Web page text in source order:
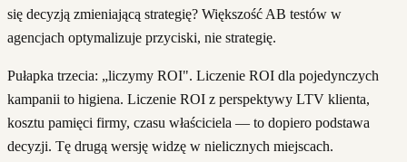
się decyzją zmieniającą strategię? Większość AB testów w
agencjach optymalizuje przyciski, nie strategię.
Pułapka trzecia: „liczymy ROI". Liczenie ROI dla pojedynczych
kampanii to higiena. Liczenie ROI z perspektywy LTV klienta,
kosztu pamięci firmy, czasu właściciela — to dopiero podstawa
decyzji. Tę drugą wersję widzę w nielicznych miejscach.